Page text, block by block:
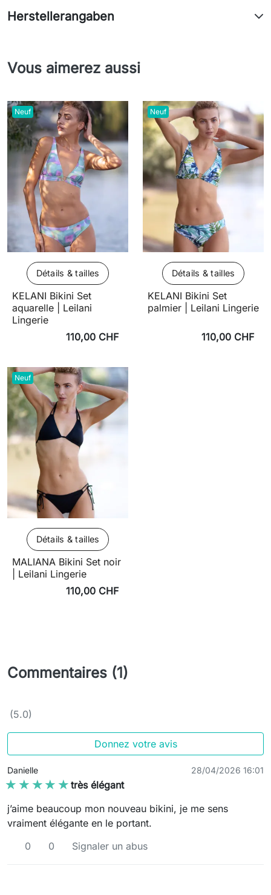
Herstellerangaben
Vous aimerez aussi
Neuf
Détails & tailles
KELANI Bikini Set
aquarelle | Leilani
Lingerie
110,00 CHF
Neuf
Détails & tailles
KELANI Bikini Set
palmier | Leilani Lingerie
110,00 CHF
Neuf
Détails & tailles
MALIANA Bikini Set noir
| Leilani Lingerie
110,00 CHF
Commentaires (1)
(5.0)
Donnez votre avis
Danielle 28/04/2026 16:01
★★★★★
★★★★★ très élégant
j’aime beaucoup mon nouveau bikini, je me sens
vraiment élégante en le portant.
0
0 Signaler un abus